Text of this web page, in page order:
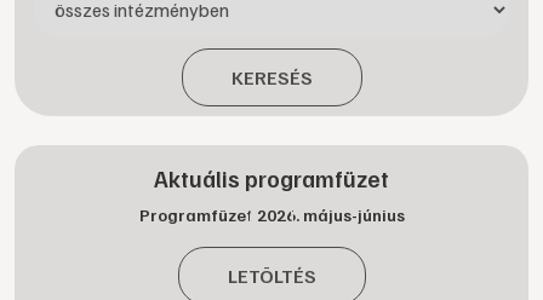
KERESÉS
Aktuális programfüzet
Programfüzet 2026. május-június
LETÖLTÉS